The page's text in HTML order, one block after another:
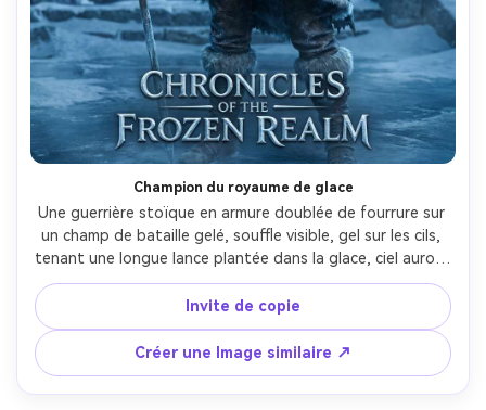
Champion du royaume de glace
Une guerrière stoïque en armure doublée de fourrure sur
un champ de bataille gelé, souffle visible, gel sur les cils,
tenant une longue lance plantée dans la glace, ciel aurora
borealis derrière des ruines couvertes de neige, éclairage
bleu frais avec lumière de bord brillante, disposition
d'affiche forte avec espace de titre, détail ultra-réaliste,
prise sur Nikon Z8, 105mm, texture nette, style d'affiche
de jeu cinématographique fantastique-AR 4:5
Invite de copie
Créer une Image similaire ↗
Créez des images IA
à l’infini. 100 %
gratuit!
Créer Gratuitement →